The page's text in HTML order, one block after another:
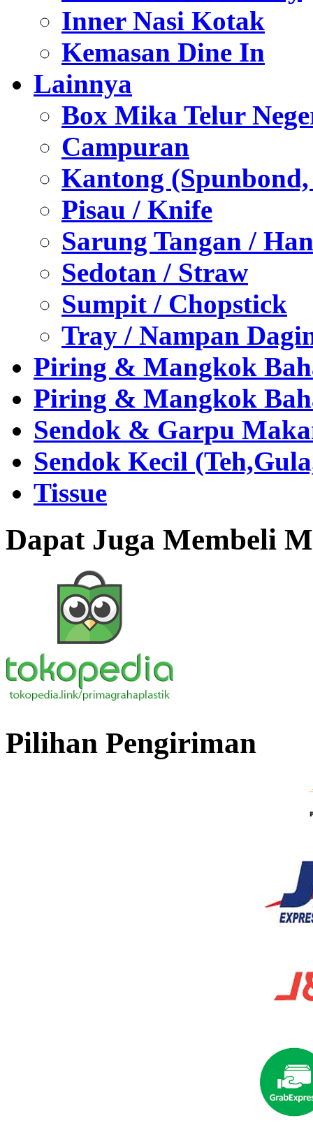
Inner Nasi Kotak
Kemasan Dine In
Lainnya
Box Mika Telur
Campuran
Kantong
Pisau / Knife
Sarung Tangan /
Sedotan / Straw
Sumpit / Chopstick
Tray / Nampan
Piring & Mangkok
Piring & Mangkok
Sendok & Garpu
Sendok Kecil
Tissue
Dapat Juga Membeli
Pilihan Pengiriman